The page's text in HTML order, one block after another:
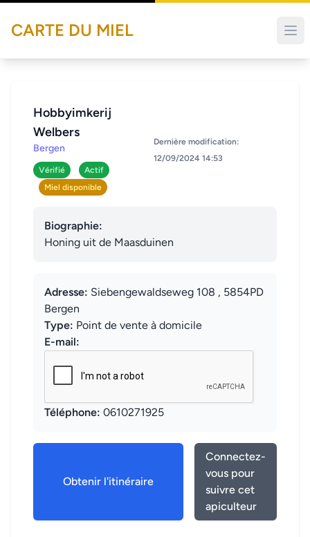
CARTE DU MIEL
Hobbyimkerij
Welbers
Bergen
Vérifié
Actif
Miel disponible
Dernière modification:
12/09/2024 14:53
Biographie:
Honing uit de Maasduinen
Adresse: Siebengewaldseweg 108 , 5854PD
Bergen
Type: Point de vente à domicile
E-mail:
Téléphone: 0610271925
Obtenir l'itinéraire
Connectez-
vous pour
suivre cet
apiculteur